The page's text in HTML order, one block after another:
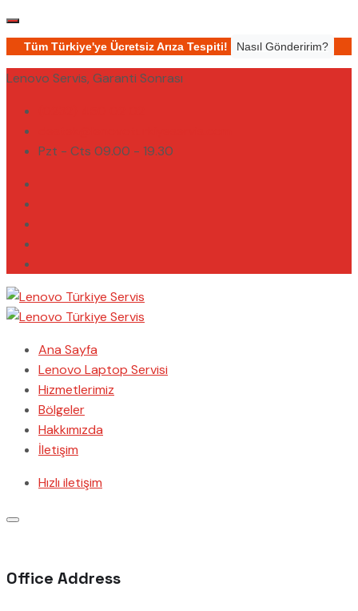
Tüm Türkiye'ye Ücretsiz Arıza Tespiti! Nasıl Gönderirim?
Lenovo Servis, Garanti Sonrası
Pzt - Cts 09.00 - 19.30
Ana Sayfa
Lenovo Laptop Servisi
Hizmetlerimiz
Bölgeler
Hakkımızda
İletişim
Hızlı iletişim
Office Address